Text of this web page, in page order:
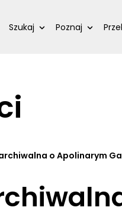
Szukaj Poznaj
o Apolinarym